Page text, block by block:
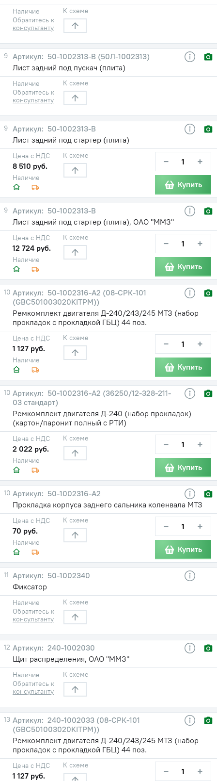
Наличие
Обратитесь к
консультанту
К схеме
9
50-1002313-В (50Л-1002313)
Лист задний под пускач (плита)
Наличие
Обратитесь к
консультанту
К схеме
9
50-1002313-В
Лист задний под стартер (плита)
Наличие
Цена с НДС
8 510 руб.
К схеме − +
Купить
9
50-1002313-В
Лист задний под стартер (плита), ОАО "ММЗ"
Наличие
Цена с НДС
12 724 руб.
К схеме − +
Купить
10
50-1002316-А2 (08-СРК-101
(GBC501003020KITPM))
Ремкомплект двигателя Д-240/243/245 МТЗ (набор
прокладок с прокладкой ГБЦ) 44 поз.
Наличие
Цена с НДС
1 127 руб.
К схеме − +
Купить
10
50-1002316-А2 (36250/12-328-211-
03 стандарт)
Ремкомплект двигателя Д-240 (набор прокладок)
(картон/паронит полный с РТИ)
Наличие
Цена с НДС
2 022 руб.
К схеме − +
Купить
10
50-1002316-А2
Прокладка корпуса заднего сальника коленвала МТЗ
Наличие
Цена с НДС
70 руб.
К схеме − +
Купить
11
50-1002340
Фиксатор
Наличие
Обратитесь к
консультанту
К схеме
12
240-1002030
Щит распределения, ОАО "ММЗ"
Наличие
Обратитесь к
консультанту
К схеме
13
240-1002033 (08-СРК-101
(GBC501003020KITPM))
Ремкомплект двигателя Д-240/243/245 МТЗ (набор
прокладок с прокладкой ГБЦ) 44 поз.
Цена с НДС
1 127 руб.
К схеме − +